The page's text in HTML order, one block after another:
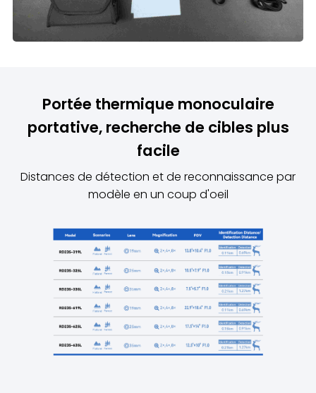
Portée thermique monoculaire
portative, recherche de cibles plus
facile
Distances de détection et de reconnaissance par
modèle en un coup d'oeil